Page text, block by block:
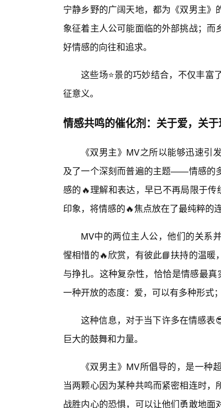
宁静乡野的广阔天地，都为《双男主
象征着主人公可能面临的外部挑战；
好情感的向往和追求。
这些场⭐景的巧妙结合，不仅丰富
征意义。
情感共鸣的催化剂：关于爱，关
《双男主》MV之所以能够迅速引
及了一个深刻而普遍的主题——情感的
感的🔥理解和表达，早已不再局限于
印象，将情感的🔥焦点放在了最纯粹的
MV中的两位主人公，他们的关系
惺相惜的🔥欣赏，有彼此📘扶持的温
与挣扎。这种复杂性，恰恰是情感最
一种开放的态度：爱，可以有多种形式
这种信息，对于当下许多在情感表
巨大的鼓舞和力量。
《双男主》MV所倡导的，是一种
当两颗心因为某种共鸣而紧密相连时
战胜内心的恐惧，可以让他们勇敢地